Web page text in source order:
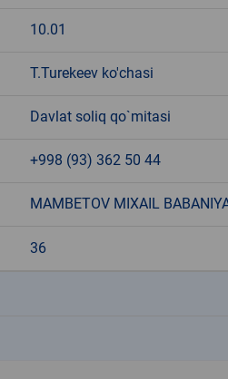
10.01
T.Turekeev ko'chasi
Davlat soliq qo`mitasi
+998 (93) 362 50 44
MAMBETOV MIXAIL
36